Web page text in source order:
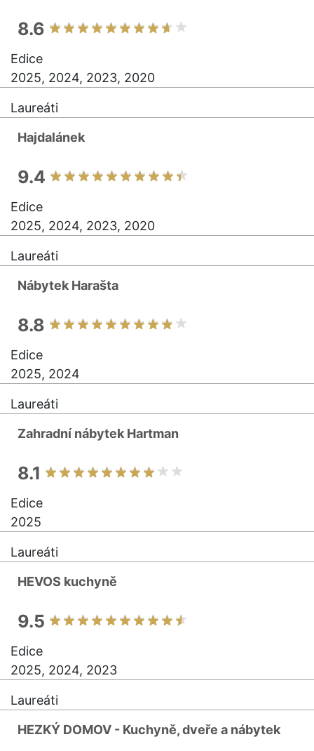
8.6
Edice
2025, 2024, 2023, 2020
Laureáti
Hajdalánek
9.4
Edice
2025, 2024, 2023, 2020
Laureáti
Nábytek Harašta
8.8
Edice
2025, 2024
Laureáti
Zahradní nábytek Hartman
8.1
Edice
2025
Laureáti
HEVOS kuchyně
9.5
Edice
2025, 2024, 2023
Laureáti
HEZKÝ DOMOV - Kuchyně, dveře a nábytek